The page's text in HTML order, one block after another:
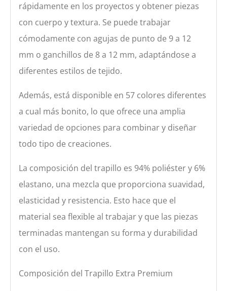
rápidamente en los proyectos y obtener piezas
con cuerpo y textura. Se puede trabajar
cómodamente con agujas de punto de 9 a 12
mm o ganchillos de 8 a 12 mm, adaptándose a
diferentes estilos de tejido.
Además, está disponible en 57 colores diferentes
a cual más bonito, lo que ofrece una amplia
variedad de opciones para combinar y diseñar
todo tipo de creaciones.
La composición del trapillo es 94% poliéster y 6%
elastano, una mezcla que proporciona suavidad,
elasticidad y resistencia. Esto hace que el
material sea flexible al trabajar y que las piezas
terminadas mantengan su forma y durabilidad
con el uso.
Composición del Trapillo Extra Premium